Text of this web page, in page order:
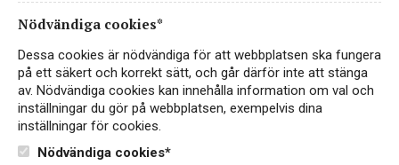
Nödvändiga cookies*
Dessa cookies är nödvändiga för att webbplatsen ska fungera
på ett säkert och korrekt sätt, och går därför inte att stänga
av. Nödvändiga cookies kan innehålla information om val och
inställningar du gör på webbplatsen, exempelvis dina
inställningar för cookies.
Nödvändiga cookies*